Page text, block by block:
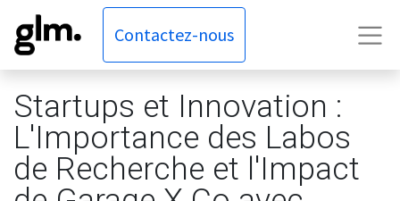
Contactez-nous
Startups et Innovation :
L'Importance des Labos
de Recherche et l'Impact